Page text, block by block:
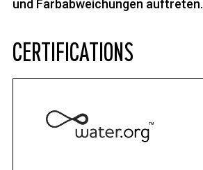
und Farbabweichungen auftreten.
CERTIFICATIONS